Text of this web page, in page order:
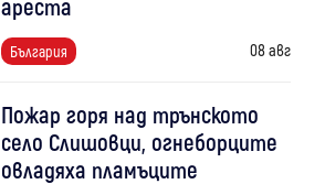
ареста
България 08 авг
Пожар горя над трънското
село Слишовци, огнеборците
овладяха пламъците